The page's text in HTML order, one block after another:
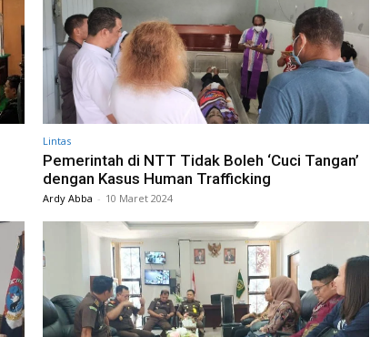
Lintas
Pemerintah di NTT Tidak Boleh ‘Cuci Tangan’
dengan Kasus Human Trafficking
Ardy Abba - 10 Maret 2024